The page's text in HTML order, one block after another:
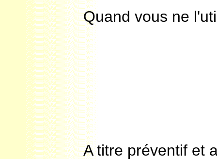
Quand vous ne
A titre préventif et